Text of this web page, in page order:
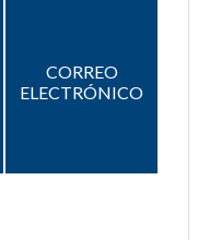
CORREO
ELECTRÓNICO